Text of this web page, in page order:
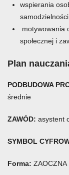
wspierania
motywowania
społecznej i
Plan
PODBUDOWA
średnie
ZAWÓD: asystent
SYMBOL
Forma: ZAOCZNA